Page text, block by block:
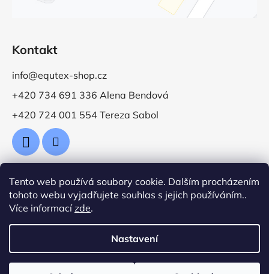
Tento web používá soubory cookie. Dalším procházením
tohoto webu vyjadřujete souhlas s jejich používáním..
Více informacízde.
Nastavení
Kontakt
info@equtex-shop.cz
+420 734 691 336 Alena Bendová
+420 724 001 554 Tereza Sabol
Přijímáme online platby
Vytvořil Shoptet